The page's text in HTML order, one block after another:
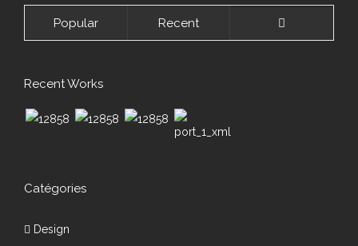
Popular Recent
Recent Works
Catégories
Design